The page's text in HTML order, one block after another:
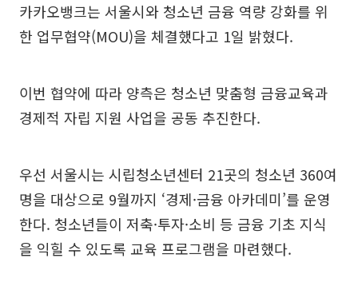
카카오뱅크는 서울시와 청소년 금융 역량 강화를 위
한 업무협약(MOU)을 체결했다고 1일 밝혔다.
이번 협약에 따라 양측은 청소년 맞춤형 금융교육과
경제적 자립 지원 사업을 공동 추진한다.
우선 서울시는 시립청소년센터 21곳의 청소년 360여
명을 대상으로 9월까지 ‘경제·금융 아카데미’를 운영
한다. 청소년들이 저축·투자·소비 등 금융 기초 지식
을 익힐 수 있도록 교육 프로그램을 마련했다.